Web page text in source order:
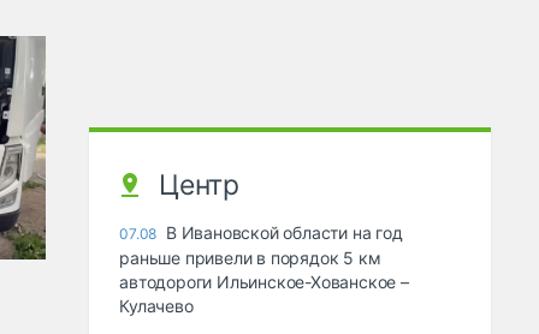
Центр
07.08 В Ивановской области на год
раньше привели в порядок 5 км
автодороги Ильинское-Хованское –
Кулачево